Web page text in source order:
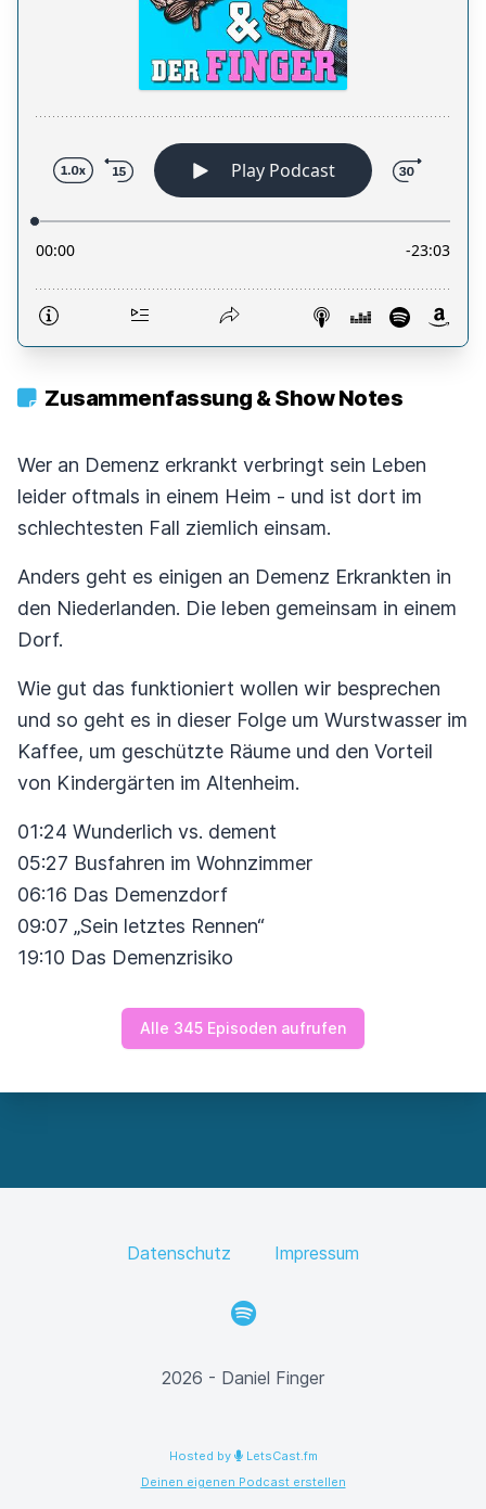
Zusammenfassung & Show Notes
Wer an Demenz erkrankt verbringt sein Leben
leider oftmals in einem Heim - und ist dort im
schlechtesten Fall ziemlich einsam.
Anders geht es einigen an Demenz Erkrankten in
den Niederlanden. Die leben gemeinsam in einem
Dorf.
Wie gut das funktioniert wollen wir besprechen
und so geht es in dieser Folge um Wurstwasser im
Kaffee, um geschützte Räume und den Vorteil
von Kindergärten im Altenheim.
01:24 Wunderlich vs. dement
05:27 Busfahren im Wohnzimmer
06:16 Das Demenzdorf
09:07 „Sein letztes Rennen“
19:10 Das Demenzrisiko
Alle 345 Episoden aufrufen
Datenschutz Impressum
Spotify
2026 - Daniel Finger
Hosted by
LetsCast.fm
Deinen eigenen Podcast erstellen